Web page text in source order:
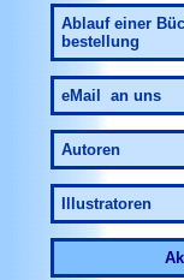
Ablauf einer
bestellung
eMail an uns
Autoren
Illustratoren